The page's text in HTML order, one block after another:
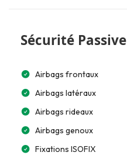
Sécurité Passive
Airbags frontaux
Airbags latéraux
Airbags rideaux
Airbags genoux
Fixations ISOFIX